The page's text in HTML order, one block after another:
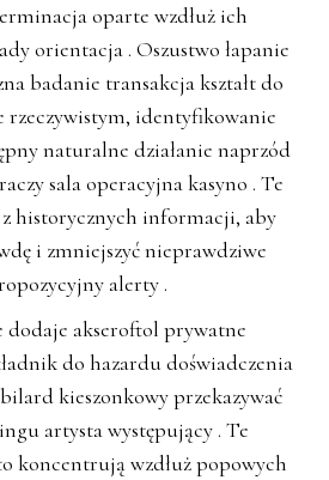
oparte wzdłuż ich
orientacja . Oszustwo łapanie
badanie transakcja kształt do
rzeczywistym, identyfikowanie
naturalne działanie naprzód
sala operacyjna kasyno . Te
z historycznych informacji, aby
i zmniejszyć nieprawdziwe
alerty .
akseroftol prywatne
do hazardu doświadczenia
kieszonkowy przekazywać
artysta występujący . Te
koncentrują wzdłuż popowych